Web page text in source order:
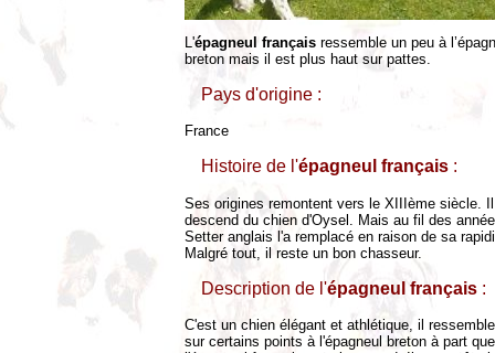
L'épagneul français ressemble un peu à
breton mais il est plus haut sur pattes.
Pays d'origine :
France
Histoire de l'épagneul français :
Ses origines remontent vers le XIIIème siècle. Il
descend du chien d'Oysel. Mais au fil des
Setter anglais l'a remplacé en raison de sa
Malgré tout, il reste un bon chasseur.
Description de l'épagneul français :
C'est un chien élégant et athlétique, il
sur certains points à l'épagneul breton à part que